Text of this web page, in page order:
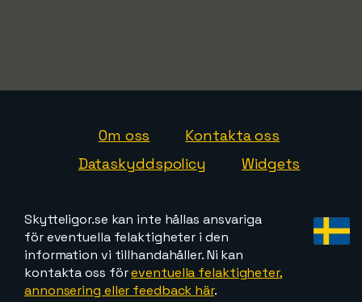
Om oss
Kontakta oss
Dataskyddspolicy
Widgets
Skytteligor.se kan inte hållas ansvariga
för eventuella felaktigheter i den
information vi tillhandahåller. Ni kan
kontakta oss föreventuella felaktigheter,
annonsering eller feedback här.